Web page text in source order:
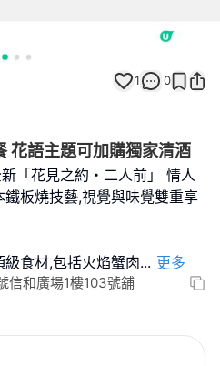
1 0
花語主題可加購獨家清酒
「花見之約・二人前」 情人
板燒技藝,視覺與味覺雙重享
食材,包括火焰蟹肉... 更多
信和廣場1樓103號舖